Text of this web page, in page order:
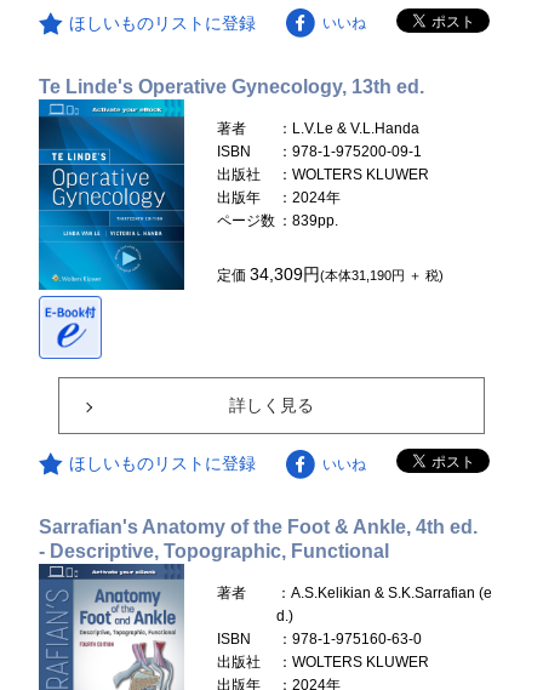
ほしいものリストに登録 いいね
Te Linde's Operative Gynecology, 13th ed.
著者
：L.V.Le & V.L.Handa
ISBN
：978-1-975200-09-1
出版社
：WOLTERS KLUWER
出版年
：2024年
ページ数 ：839pp.
定価34,309円(本体31,190円 ＋ 税)
詳しく見る
ほしいものリストに登録 いいね
Sarrafian's Anatomy of the Foot & Ankle, 4th ed.
- Descriptive, Topographic, Functional
著者
：A.S.Kelikian & S.K.Sarrafian (e
d.)
ISBN
：978-1-975160-63-0
出版社
：WOLTERS KLUWER
出版年
：2024年